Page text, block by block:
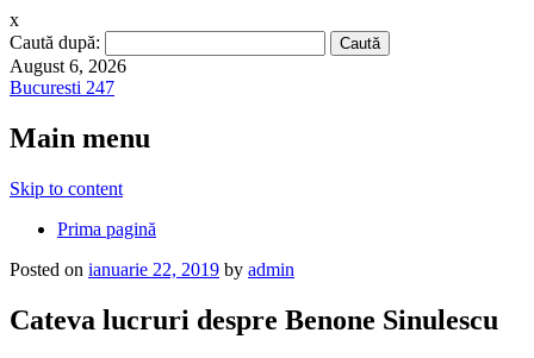
x
Caută după:
August 6, 2026
Bucuresti 247
Main menu
Skip to content
Prima pagină
Posted on ianuarie 22, 2019 by admin
Cateva lucruri despre Benone Sinulescu